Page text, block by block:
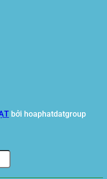
bởi hoaphatdatgroup